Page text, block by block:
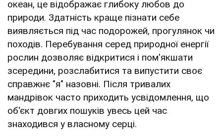
океан, це відображає глибоку любов до
природи. Здатність краще пізнати себе
виявляється під час подорожей, прогулянок чи
походів. Перебування серед природної енергії
рослин дозволяє відкритися і пом'якшати
зсередини, розслабитися та випустити своє
справжнє "я" назовні. Після тривалих
мандрівок часто приходить усвідомлення, що
об'єкт довгих пошуків увесь цей час
знаходився у власному серці.